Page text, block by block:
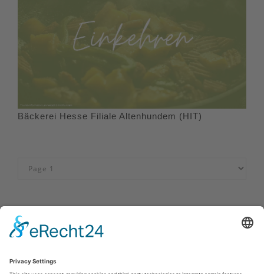
Bäckerei Hesse Filiale Altenhundem (HIT)